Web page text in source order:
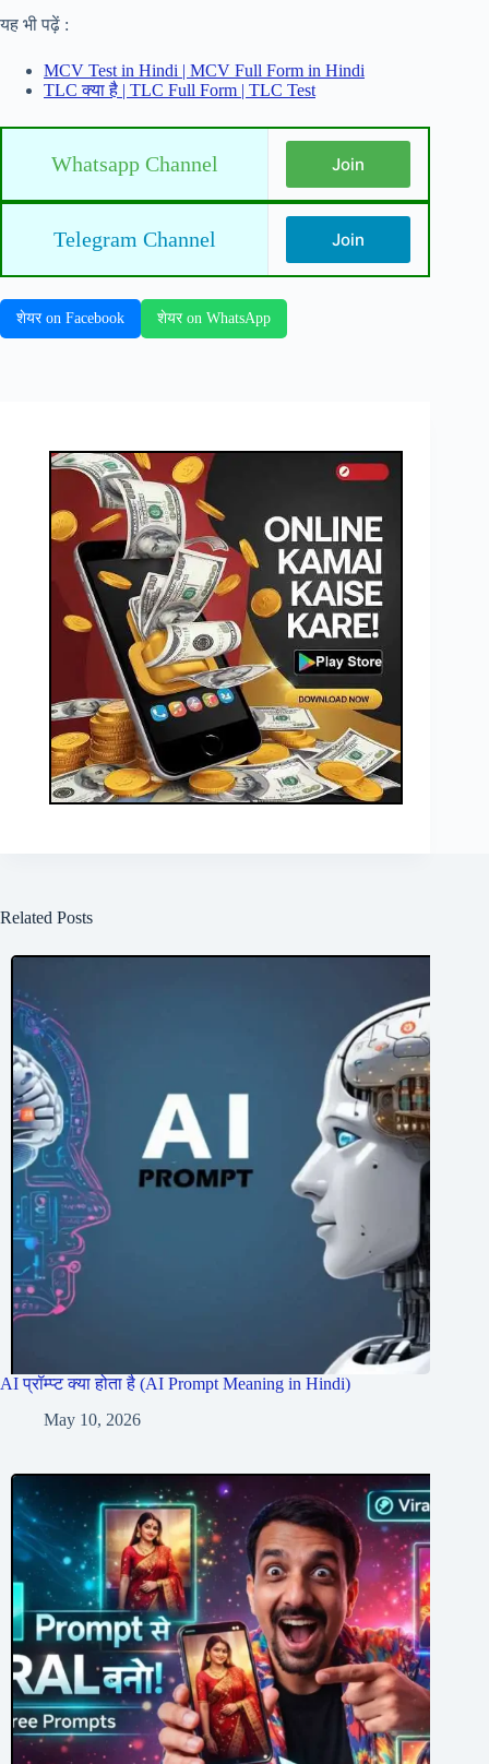
यह भी पढ़ें :
MCV Test in Hindi | MCV Full Form in Hindi
TLC क्या है | TLC Full Form | TLC Test
Whatsapp Channel Join
Telegram Channel Join
शेयर on Facebook शेयर on WhatsApp
Related Posts
AI प्रॉम्प्ट क्या होता है (AI Prompt Meaning in Hindi)
May 10, 2026